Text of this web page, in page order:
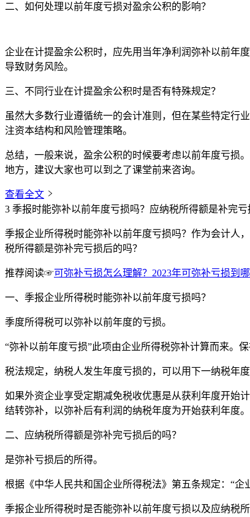
二、如何处理以前年度亏损对盈余公积的影响？
企业在计提盈余公积时，应先用当年净利润弥补以前年
导致财务风险。
三、不同行业在计提盈余公积时是否有特殊规定？
虽然大多数行业遵循统一的会计准则，但在某些特定行
注资本结构和风险管理策略。
总结，一般来说，盈余公积的时候要考虑以前年度亏损
地方，建议大家也可以到之了课堂前来咨询。
查看全文
3 季报时能弥补以前年度亏损吗？应纳税所得额是补完亏
季报企业所得税时能弥补以前年度亏损吗？作为会计人
税所得额是弥补完亏损后的吗？
推荐阅读☞可弥补亏损怎么理解？2023年可弥补亏损到
一、季报企业所得税时能弥补以前年度亏损吗？
季度所得税可以弥补以前年度的亏损。
“弥补以前年度亏损”此项由企业所得税弥补计算而来。
税法规定，纳税人发生年度亏损的，可以用下一纳税年
如果外资企业享受定期减免税收优惠是从获利年度开始
结转弥补，以弥补后有利润的纳税年度为开始获利年度。
二、应纳税所得额是弥补完亏损后的吗？
是弥补亏损后的所得。
根据《中华人民共和国企业所得税法》第五条规定：“
季报企业所得税时是否能弥补以前年度亏损以及应纳税